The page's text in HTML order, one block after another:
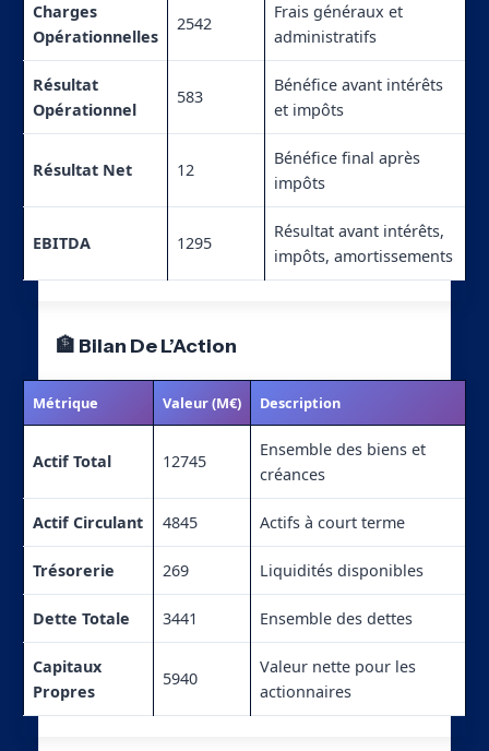
Charges
Opérationnelles
2542
Frais généraux et
administratifs
Résultat
Opérationnel
583
Bénéfice avant intérêts
et impôts
Résultat Net 12
Bénéfice final après
impôts
EBITDA 1295
Résultat avant intérêts,
impôts, amortissements
🏦 Bilan De L’Action
Métrique Valeur (M€) Description
Actif Total 12745
Ensemble des biens et
créances
Actif Circulant 4845 Actifs à court terme
Trésorerie 269 Liquidités disponibles
Dette Totale 3441 Ensemble des dettes
Capitaux
Propres
5940
Valeur nette pour les
actionnaires